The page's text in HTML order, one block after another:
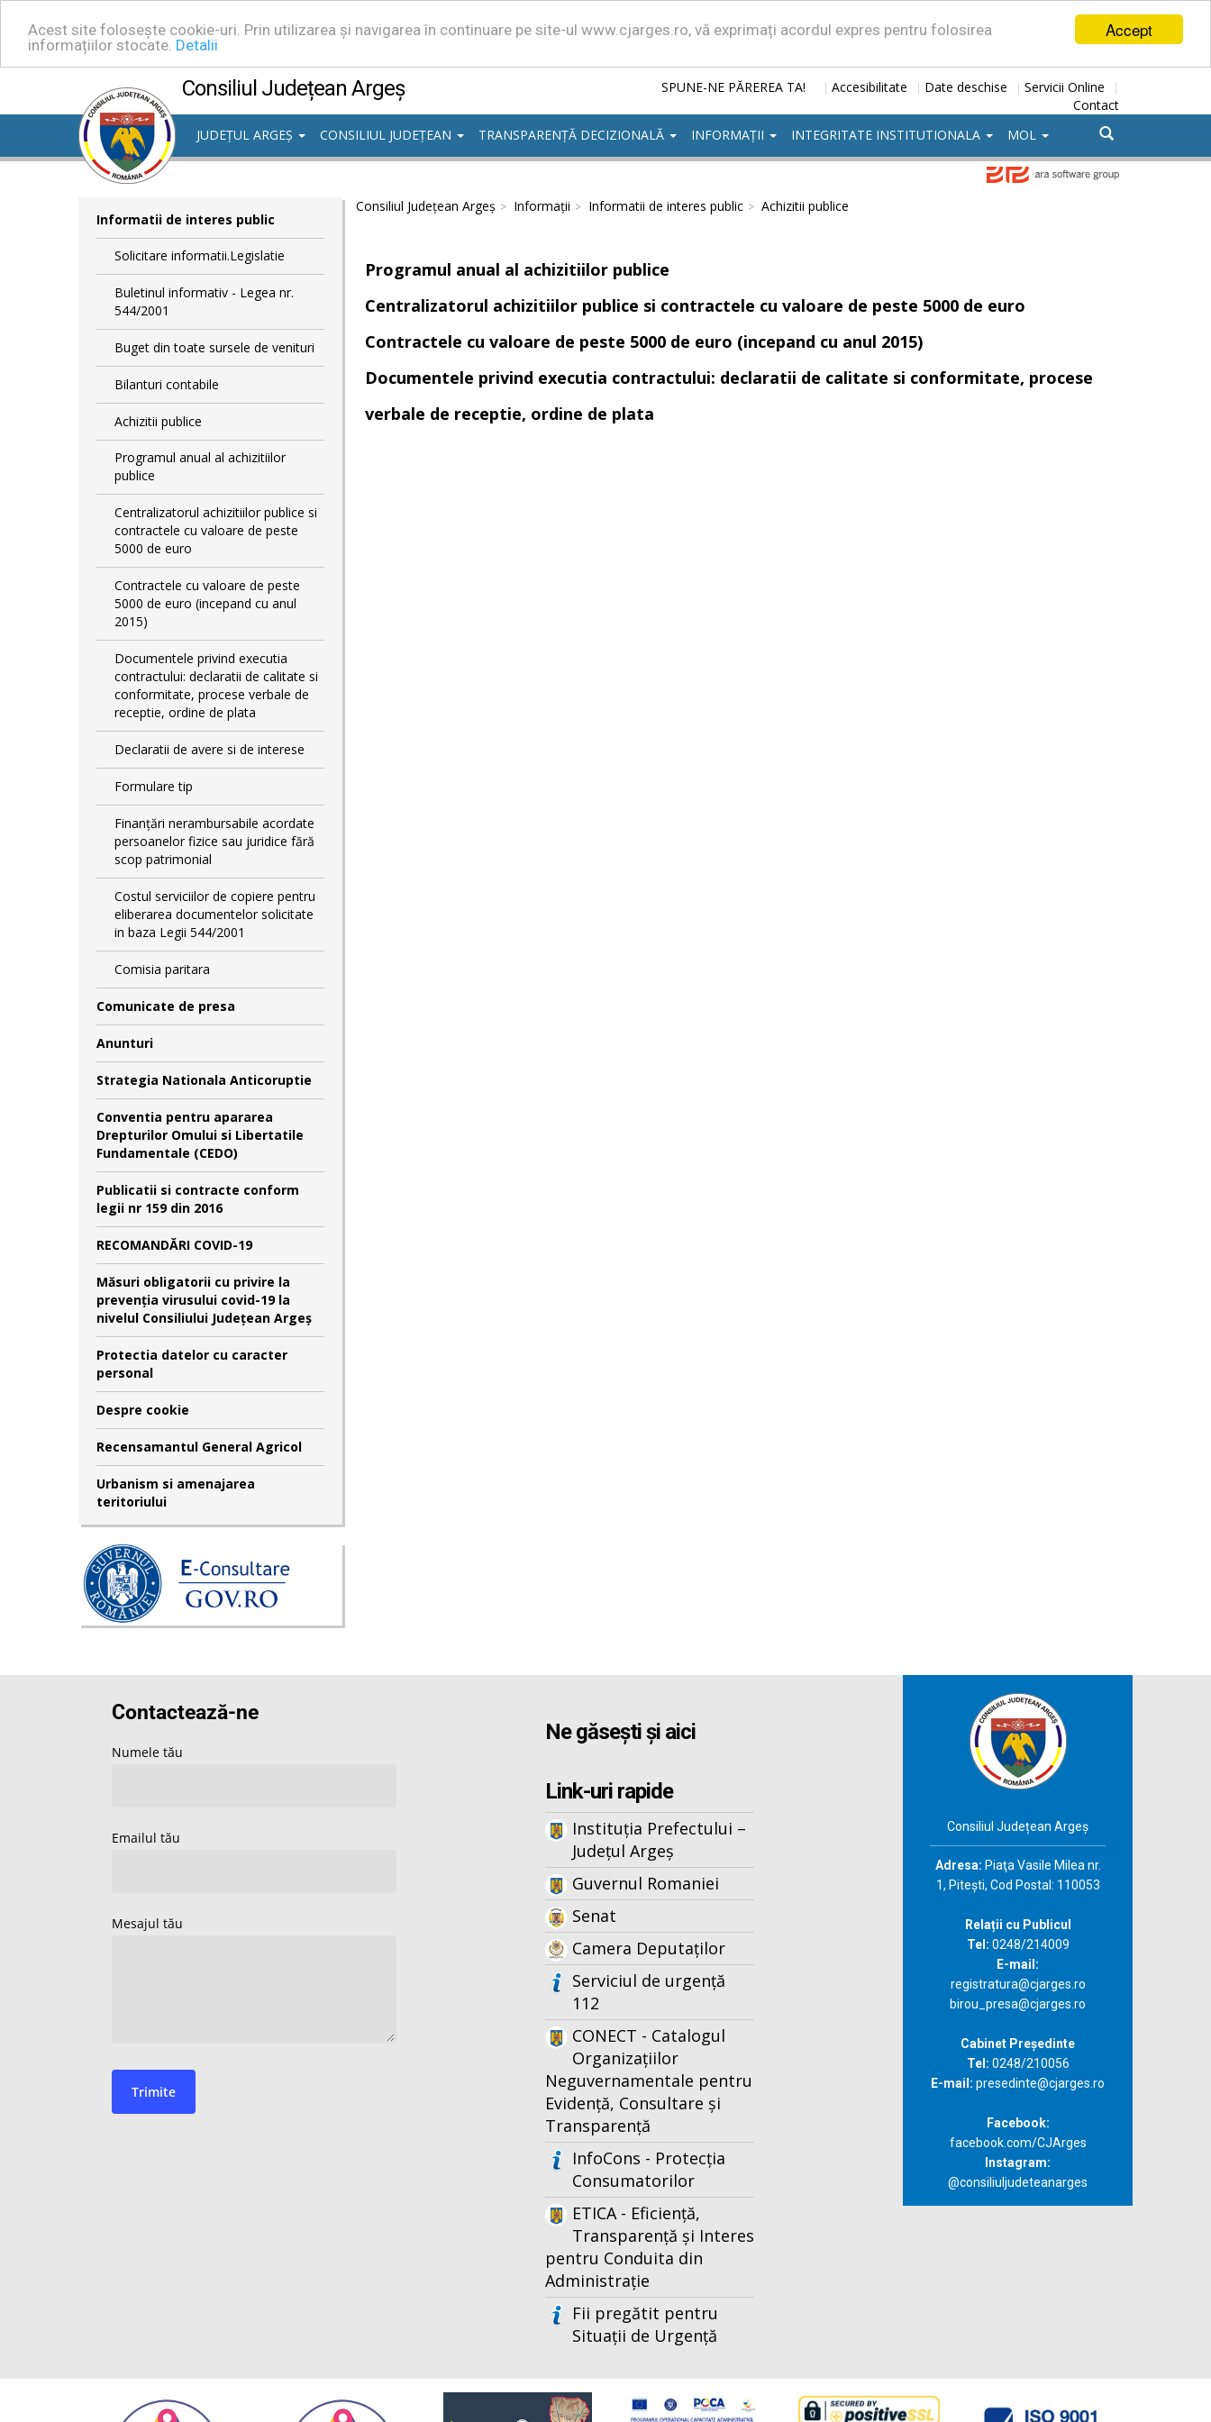
Accept
Acest site folosește cookie-uri. Prin utilizarea și navigarea în continuare pe site-ul www.cjarges.ro, vă exprimați acordul expres pentru folosirea
informațiilor stocate. Detalii
Consiliul Județean Argeș SPUNE-NE PĂREREA TA! | Accesibilitate | Date deschise | Servicii Online |
Contact
JUDEȚUL ARGEȘ
CONSILIUL JUDEȚEAN TRANSPARENȚĂ DECIZIONALĂ INFORMAȚII INTEGRITATE INSTITUTIONALA MOL
Informatii de interes public
Solicitare informatii.Legislatie
Buletinul informativ - Legea nr.
544/2001
Buget din toate sursele de venituri
Bilanturi contabile
Achizitii publice
Programul anual al achizitiilor
publice
Centralizatorul achizitiilor publice si
contractele cu valoare de peste
5000 de euro
Contractele cu valoare de peste
5000 de euro (incepand cu anul
2015)
Documentele privind executia
contractului: declaratii de calitate si
conformitate, procese verbale de
receptie, ordine de plata
Declaratii de avere si de interese
Formulare tip
Finanțări nerambursabile acordate
persoanelor fizice sau juridice fără
scop patrimonial
Costul serviciilor de copiere pentru
eliberarea documentelor solicitate
in baza Legii 544/2001
Comisia paritara
Comunicate de presa
Anunturi
Strategia Nationala Anticoruptie
Conventia pentru apararea
Drepturilor Omului si Libertatile
Fundamentale (CEDO)
Publicatii si contracte conform
legii nr 159 din 2016
RECOMANDĂRI COVID-19
Măsuri obligatorii cu privire la
prevenția virusului covid-19 la
nivelul Consiliului Județean Argeș
Protectia datelor cu caracter
personal
Despre cookie
Recensamantul General Agricol
Urbanism si amenajarea
teritoriului
Consiliul Județean Argeș Informații Informatii de interes public Achizitii publice
Programul anual al achizitiilor publice
Centralizatorul achizitiilor publice si contractele cu valoare de peste 5000 de euro
Contractele cu valoare de peste 5000 de euro (incepand cu anul 2015)
Documentele privind executia contractului: declaratii de calitate si conformitate, procese
verbale de receptie, ordine de plata
Ne găsești și aici
Link-uri rapide
Instituția Prefectului –
Județul Argeș
Guvernul Romaniei
Senat
Camera Deputaților
Serviciul de urgență
112
CONECT - Catalogul
Organizațiilor
Neguvernamentale pentru
Evidență, Consultare și
Transparență
InfoCons - Protecția
Consumatorilor
ETICA - Eficiență,
Transparență și Interes
pentru Conduita din
Administrație
Fii pregătit pentru
Situații de Urgență
Consiliul Județean Argeș
Adresa: Piaţa Vasile Milea nr.
1, Piteşti, Cod Postal: 110053
Relații cu Publicul
Tel: 0248/214009
E-mail:
registratura@cjarges.ro
birou_presa@cjarges.ro
Cabinet Președinte
Tel: 0248/210056
E-mail: presedinte@cjarges.ro
Facebook:
facebook.com/CJArges
Instagram:
@consiliuljudeteanarges